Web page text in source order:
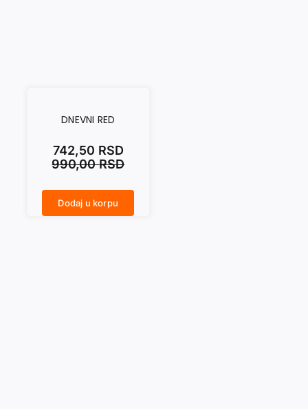
DNEVNI RED
990,00RSD
742,50 RSD
Dodaj u korpu